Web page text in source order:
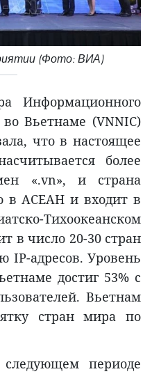
(Фото: ВИА)
Информационного
Вьетнаме (VNNIC)
что в настоящее
более
«.vn», и страна
в АСЕАН и входит в
Тихоокеанском
в число 20-30 стран
IP-адресов. Уровень
достиг 53% с
Вьетнам
стран мира по
периоде